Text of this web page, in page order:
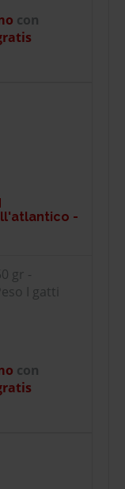
con
-
gr -
I gatti
con